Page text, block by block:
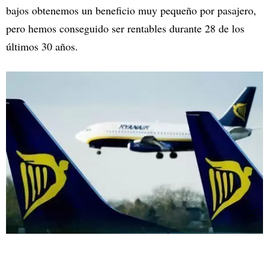
bajos obtenemos un beneficio muy pequeño por pasajero,
pero hemos conseguido ser rentables durante 28 de los
últimos 30 años.